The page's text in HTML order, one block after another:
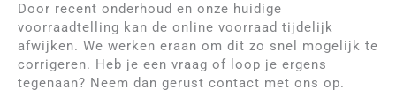
Log in om de prijzen
te bekijken
Log in om de prijzen
te bekijken
Door recent onderhoud en onze huidige
voorraadtelling kan de online voorraad tijdelijk
afwijken. We werken eraan om dit zo snel mogelijk te
corrigeren. Heb je een vraag of loop je ergens
tegenaan? Neem dan gerust contact met ons op.